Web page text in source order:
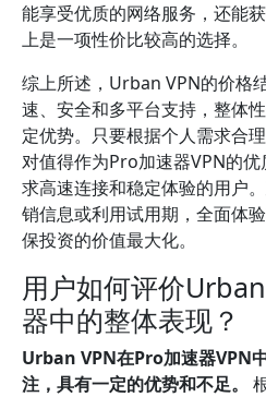
能享受优质的网络服务，还能
上是一项性价比较高的选择。
综上所述，Urban VPN的价格
速、安全和多平台支持，整体
定优势。只要根据个人需求合
对值得作为Pro加速器VPN的
求高速连接和稳定体验的用户
销信息或利用试用期，全面体
保投资的价值最大化。
用户如何评价
器中的整体表现？
Urban VPN在Pro加速器VPN
注，具有一定的优势和不足。